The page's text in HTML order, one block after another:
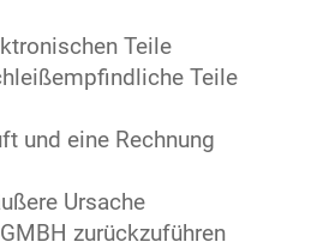
Teile
Teile
und eine Rechnung
Ursache
zurückzuführen